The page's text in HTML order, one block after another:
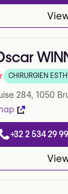
5 sur 5 sur
CHIRURGIEN
284, 1050
+32 2 534 29 99